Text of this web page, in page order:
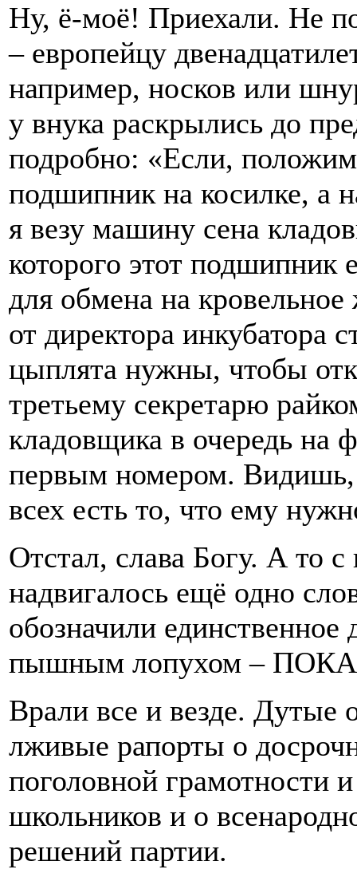
Ну, ё-моё! Приехали. Не
– европейцу
например, носков или
у внука раскрылись до
подробно: «Если,
подшипник на косилке, а
я везу машину сена
которого этот подшипник
для обмена на кровельное
от директора инкубатора
цыплята нужны, чтобы
третьему секретарю
кладовщика в очередь на
первым номером. Видишь,
всех есть то, что ему
Отстал, слава Богу. А то с
надвигалось ещё одно
обозначили
пышным лопухом –
Врали все и везде. Дутые
лживые рапорты о
поголовной грамотности
школьников и о
решений партии.